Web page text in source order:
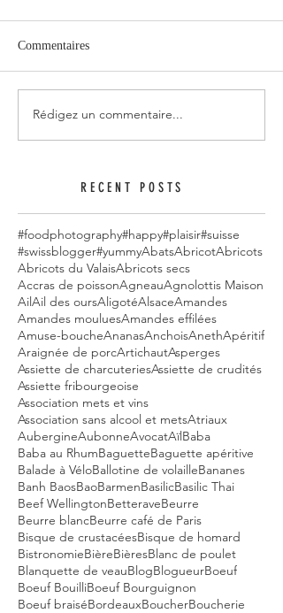
Commentaires
Rédigez un commentaire...
RECENT POSTS
#foodphotography#happy#plaisir#suisse
#swissblogger#yummyAbatsAbricotAbricots
Abricots du ValaisAbricots secs
Accras de poissonAgneauAgnolottis Maison
AilAil des oursAligotéAlsaceAmandes
Amandes mouluesAmandes effilées
Amuse-boucheAnanasAnchoisAnethApéritif
Araignée de porcArtichautAsperges
Assiette de charcuteriesAssiette de crudités
Assiette fribourgeoise
Association mets et vins
Association sans alcool et metsAtriaux
AubergineAubonneAvocatAïlBaba
Baba au RhumBaguetteBaguette apéritive
Balade à VéloBallotine de volailleBananes
Banh BaosBaoBarmenBasilicBasilic Thai
Beef WellingtonBetteraveBeurre
Beurre blancBeurre café de Paris
Bisque de crustacéesBisque de homard
BistronomieBièreBièresBlanc de poulet
Blanquette de veauBlogBlogueurBoeuf
Boeuf BouilliBoeuf Bourguignon
Boeuf braiséBordeauxBoucherBoucherie